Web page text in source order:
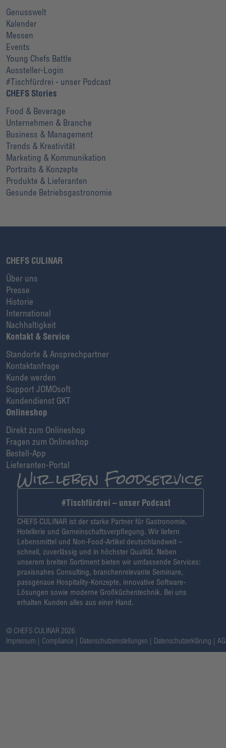
Genusswelt
Kalender
Messen
Events
Young Chefs Battle
Aussteller-Login
#Tischfürdrei - unser Podcast
CHEFS Stories
Food & Beverage
Unternehmen & Branche
Business & Management
Trends & Kreativität
Marketing & Kommunikation
Portraits & Konzepte
Produkte & Lieferanten
Gesunde Betriebsgastronomie
CHEFS CULINAR
Über uns
Presse
Historie
International
Nachhaltigkeit
Kontakt & Service
Standorte & Ansprechpartner
Kontaktanfrage
Kunde werden
Support JOMOsoft
Kundendienst GKT
Onlineshop
Direkt zum Onlineshop
Fragen zum Onlineshop
Bestell-App
Lieferanten-Portal
#Tischfürdrei – unser Podcast
CHEFS CULINAR ist der starke Partner für Gastronomie,
Hotellerie und Gemeinschaftsverpflegung. Wir liefern
Lebensmittel und Non-Food-Artikel deutschlandweit –
schnell, zuverlässig und in höchster Qualität. Neben
unserem breiten Sortiment bieten wir umfassende Services:
praxisnahes Consulting, branchenrelevante Seminare,
passgenaue Hospitality-Konzepte, innovative Software-
Lösungen sowie moderne Großküchentechnik. Bei uns
erhalten Kunden alles aus einer Hand.
@ CHEFS CULINAR 2026
Impressum
Compliance Datenschutzeinstellungen Datenschutzerklärung